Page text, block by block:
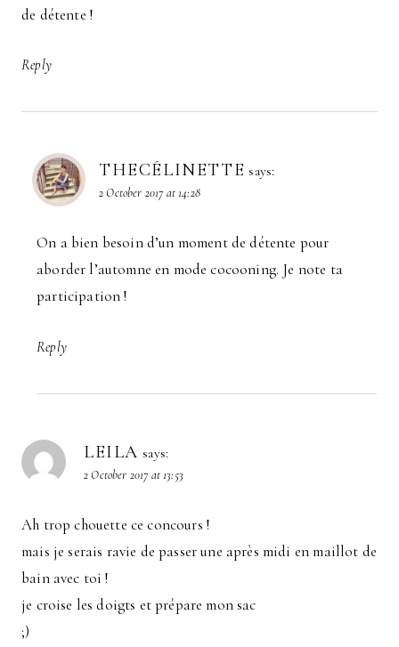
de détente !
Reply
THECÉLINETTE says:
2 October 2017 at 14:28
On a bien besoin d’un moment de détente pour
aborder l’automne en mode cocooning. Je note ta
participation !
Reply
LEILA says:
2 October 2017 at 13:53
Ah trop chouette ce concours !
mais je serais ravie de passer une après midi en maillot de
bain avec toi !
je croise les doigts et prépare mon sac
;)